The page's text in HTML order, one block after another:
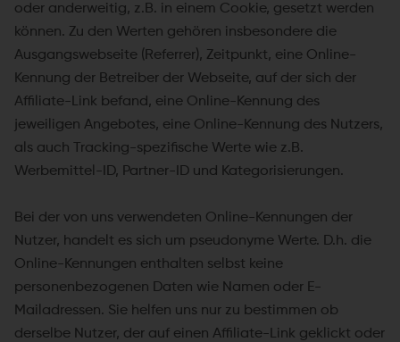
oder anderweitig, z.B. in einem Cookie, gesetzt werden
können. Zu den Werten gehören insbesondere die
Ausgangswebseite (Referrer), Zeitpunkt, eine Online-
Kennung der Betreiber der Webseite, auf der sich der
Affiliate-Link befand, eine Online-Kennung des
jeweiligen Angebotes, eine Online-Kennung des Nutzers,
als auch Tracking-spezifische Werte wie z.B.
Werbemittel-ID, Partner-ID und Kategorisierungen.
Bei der von uns verwendeten Online-Kennungen der
Nutzer, handelt es sich um pseudonyme Werte. D.h. die
Online-Kennungen enthalten selbst keine
personenbezogenen Daten wie Namen oder E-
Mailadressen. Sie helfen uns nur zu bestimmen ob
derselbe Nutzer, der auf einen Affiliate-Link geklickt oder